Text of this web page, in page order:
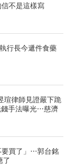
不是這樣寫
行長今遞件食藥
瑄律師見證嚴下跪
錢手法曝光…慈濟
要買了」…郭台銘
了